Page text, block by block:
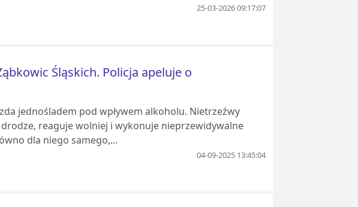
25-03-2026 09:17:07
Śląskich. Policja apeluje o
jednośladem pod wpływem alkoholu. Nietrzeźwy
reaguje wolniej i wykonuje nieprzewidywalne
dla niego samego,...
04-09-2025 13:45:04